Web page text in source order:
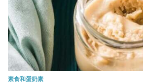
素食和蛋奶素